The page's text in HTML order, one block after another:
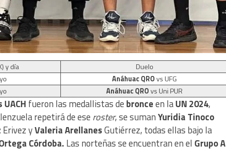
y día
Duelo
Anáhuac QROvs UFG
Anáhuac QROvs Uni PUR
fueron las medallistas de bronceen laUN 2024,
repetirá de ese roster, se sumanYuridia Tinoco
Erivez yValeria ArellanesGutiérrez, todas ellas bajo la
Córdoba. Las norteñas se encuentran en el Grupo A